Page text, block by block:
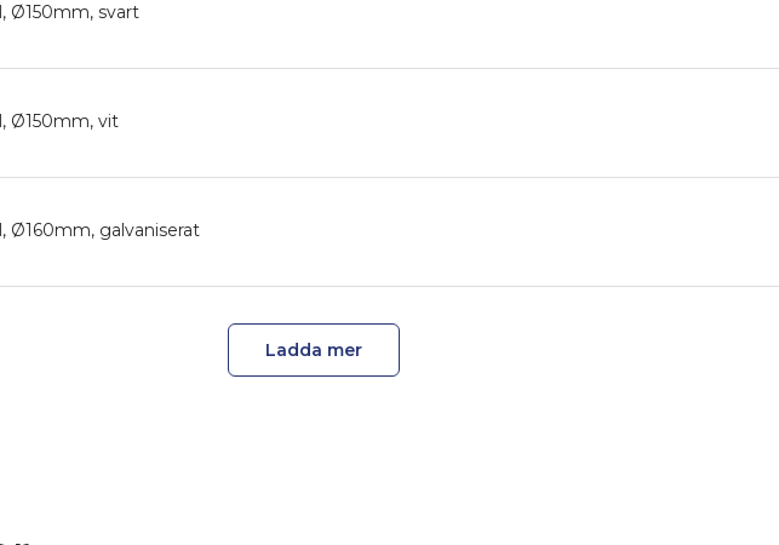
Ø150mm, svart
Ø150mm, vit
Ø160mm, galvaniserat
Ladda mer